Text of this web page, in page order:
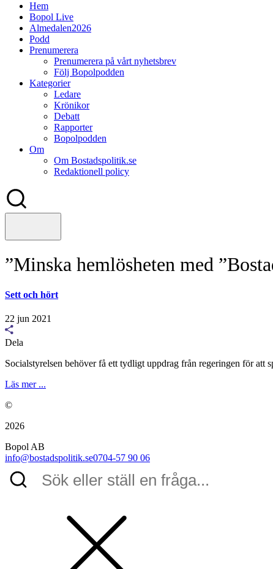
Hem
Bopol Live
Almedalen2026
Podd
Prenumerera
Prenumerera på vårt nyhetsbrev
Följ Bopolpodden
Kategorier
Ledare
Krönikor
Debatt
Rapporter
Bopolpodden
Om
Om Bostadspolitik.se
Redaktionell policy
”Minska hemlösheten med
Sett och hört
22 jun 2021
Dela
Socialstyrelsen behöver få ett tydligt uppdrag från regeringen för att
Läs mer ...
©
2026
Bopol AB
info@bostadspolitik.se0704-57 90 06